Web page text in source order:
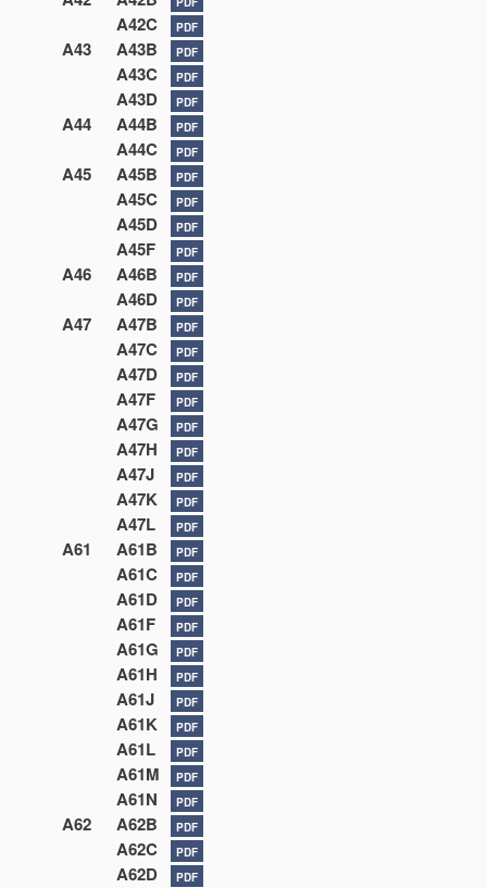
A42C PDF
A43 A43B PDF
A43C PDF
A43D PDF
A44 A44B PDF
A44C PDF
A45 A45B PDF
A45C PDF
A45D PDF
A45F PDF
A46 A46B PDF
A46D PDF
A47 A47B PDF
A47C PDF
A47D PDF
A47F PDF
A47G PDF
A47H PDF
A47J PDF
A47K PDF
A47L PDF
A61 A61B PDF
A61C PDF
A61D PDF
A61F PDF
A61G PDF
A61H PDF
A61J PDF
A61K PDF
A61L PDF
A61M PDF
A61N PDF
A62 A62B PDF
A62C PDF
A62D PDF